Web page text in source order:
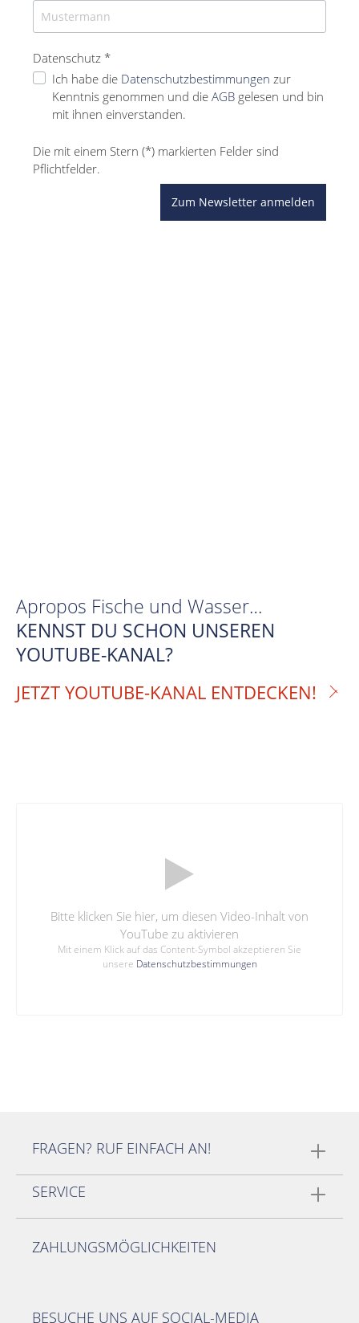
Datenschutz *
Ich habe die Datenschutzbestimmungen zur
Kenntnis genommen und die AGB gelesen und bin
mit ihnen einverstanden.
Die mit einem Stern (*) markierten Felder sind
Pflichtfelder.
Zum Newsletter anmelden
Apropos Fische und Wasser…
KENNST DU SCHON UNSEREN
YOUTUBE-KANAL?
JETZT YOUTUBE-KANAL ENTDECKEN!
Bitte klicken Sie hier, um diesen Video-Inhalt von
YouTube zu aktivieren
Mit einem Klick auf das Content-Symbol akzeptieren Sie
unsere Datenschutzbestimmungen
FRAGEN? RUF EINFACH AN!
SERVICE
ZAHLUNGSMÖGLICHKEITEN
BESUCHE UNS AUF SOCIAL-MEDIA